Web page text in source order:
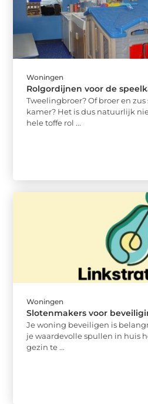
Woningen
Rolgordijnen voor de
Tweelingbroer? Of broer en
kamer? Het is dus natuurlijk
hele toffe rol ...
Woningen
Slotenmakers voor
Je woning beveiligen is
je waardevolle spullen in huis
gezin te ...